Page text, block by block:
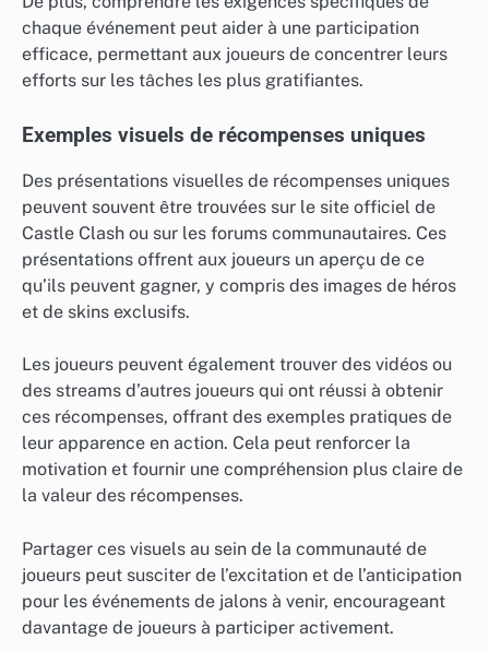
chaque événement peut aider à une participation
efficace, permettant aux joueurs de concentrer leurs
efforts sur les tâches les plus gratifiantes.
Exemples visuels de récompenses uniques
Des présentations visuelles de récompenses uniques
peuvent souvent être trouvées sur le site officiel de
Castle Clash ou sur les forums communautaires. Ces
présentations offrent aux joueurs un aperçu de ce
qu’ils peuvent gagner, y compris des images de héros
et de skins exclusifs.
Les joueurs peuvent également trouver des vidéos ou
des streams d’autres joueurs qui ont réussi à obtenir
ces récompenses, offrant des exemples pratiques de
leur apparence en action. Cela peut renforcer la
motivation et fournir une compréhension plus claire de
la valeur des récompenses.
Partager ces visuels au sein de la communauté de
joueurs peut susciter de l’excitation et de l’anticipation
pour les événements de jalons à venir, encourageant
davantage de joueurs à participer activement.